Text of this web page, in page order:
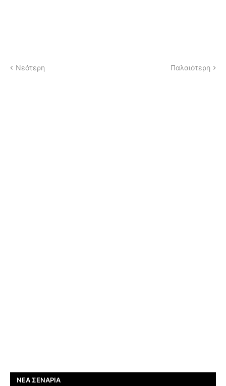
Νεότερη Παλαιότερη
ΝΈΑ ΣΕΝΆΡΙΑ